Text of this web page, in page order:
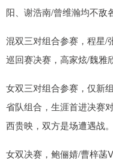
阳、谢浩南/曾维瀚均不敌
混双三对组合参赛，程星/
巡回赛决赛，高家炫/魏雅
女双三对组合参赛，仅新
省队组合，生涯首进决赛
西贵映，双方是场遭遇战。
女双决赛，鲍俪婧/曹梓菡